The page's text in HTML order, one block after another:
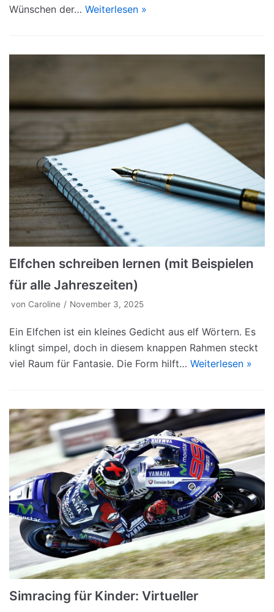
Wünschen der… Weiterlesen »
Elfchen schreiben lernen (mit Beispielen
für alle Jahreszeiten)
von Caroline November 3, 2025
Ein Elfchen ist ein kleines Gedicht aus elf Wörtern. Es
klingt simpel, doch in diesem knappen Rahmen steckt
viel Raum für Fantasie. Die Form hilft… Weiterlesen »
Simracing für Kinder: Virtueller